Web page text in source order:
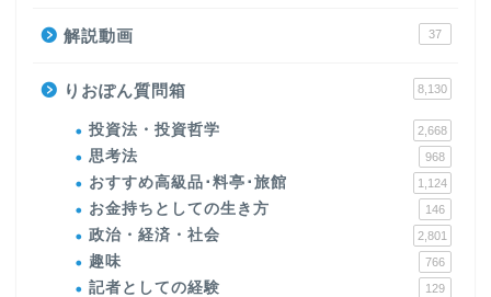
解説動画 37
りおぽん質問箱 8,130
投資法・投資哲学 2,668
思考法 968
おすすめ高級品･料亭･旅館 1,124
お金持ちとしての生き方 146
政治・経済・社会 2,801
趣味 766
記者としての経験 129